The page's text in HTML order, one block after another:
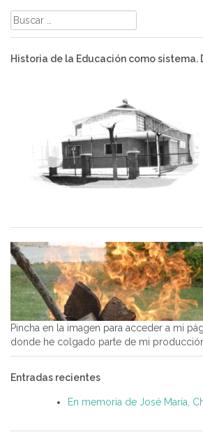
Buscar:
Historia de la Educación como sistema.
Pincha en la imagen para acceder a mi
donde he colgado parte de mi
Entradas recientes
En memoria de José María,